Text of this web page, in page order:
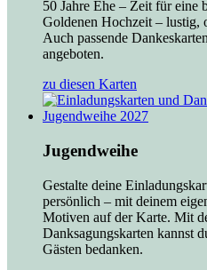
50 Jahre Ehe – Zeit für eine
Goldenen Hochzeit – lustig,
Auch passende
angeboten.
zu diesen Karten
Jugendweihe
Gestalte deine
persönlich – mit deinem
Motiven auf der Karte. Mit
Danksagungskarten kannst
Gästen bedanken.